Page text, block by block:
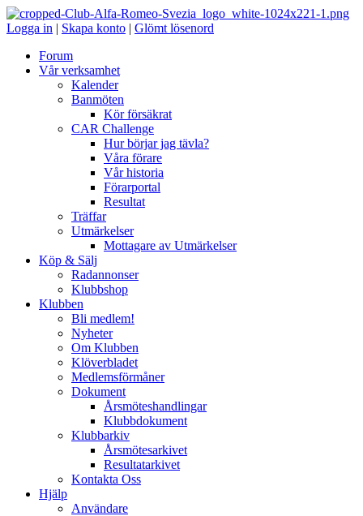
Logga in | Skapa konto | Glömt lösenord
Forum
Vår verksamhet
Kalender
Banmöten
Kör försäkrat
CAR Challenge
Hur börjar jag tävla?
Våra förare
Vår historia
Förarportal
Resultat
Träffar
Utmärkelser
Mottagare av Utmärkelser
Köp & Sälj
Radannonser
Klubbshop
Klubben
Bli medlem!
Nyheter
Om Klubben
Klöverbladet
Medlemsförmåner
Dokument
Årsmöteshandlingar
Klubbdokument
Klubbarkiv
Årsmötesarkivet
Resultatarkivet
Kontakta Oss
Hjälp
Användare